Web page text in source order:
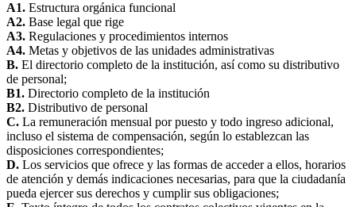
A1. Estructura orgánica funcional
A2. Base legal que rige
A3. Regulaciones y procedimientos internos
A4. Metas y objetivos de las unidades administrativas
B. El directorio completo de la institución, así como su distributivo
de personal;
B1. Directorio completo de la institución
B2. Distributivo de personal
C. La remuneración mensual por puesto y todo ingreso adicional,
incluso el sistema de compensación, según lo establezcan las
disposiciones correspondientes;
D. Los servicios que ofrece y las formas de acceder a ellos, horarios
de atención y demás indicaciones necesarias, para que la ciudadanía
pueda ejercer sus derechos y cumplir sus obligaciones;